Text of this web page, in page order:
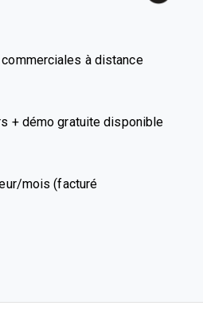
à distance
+ démo gratuite disponible
mois (facturé